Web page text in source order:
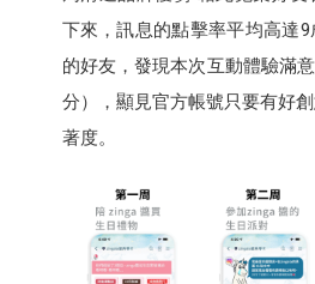
下來，訊息的點擊率平均高達
的好友，發現本次互動體驗滿
分），顯見官方帳號只要有好
著度。